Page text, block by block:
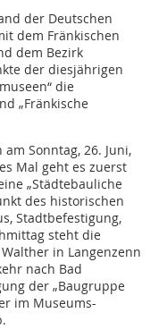
der Deutschen
dem Fränkischen
dem Bezirk
der diesjährigen
die
„Fränkische
Sonntag, 26. Juni,
Mal geht es zuerst
„Städtebauliche
des historischen
Stadtbefestigung,
steht die
in Langenzenn
nach Bad
der „Baugruppe
im Museums-